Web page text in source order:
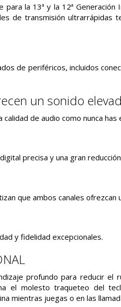
la 13ª y la 12ª
de transmisión ultrarrápidas
de periféricos, incluidos
un sonido
de audio como nunca
precisa y una gran
que ambos canales ofrezcan
y fidelidad excepcionales.
profundo para reducir el
el molesto traqueteo del
mientras juegas o en las